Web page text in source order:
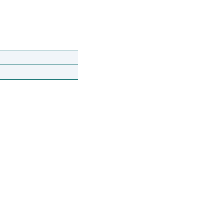
over
Deze staat in